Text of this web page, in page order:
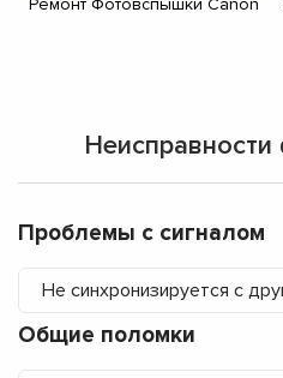
Ремонт Фотовспышки Canon
Проблемы с сигналом
Не синхронизируется с
Общие поломки